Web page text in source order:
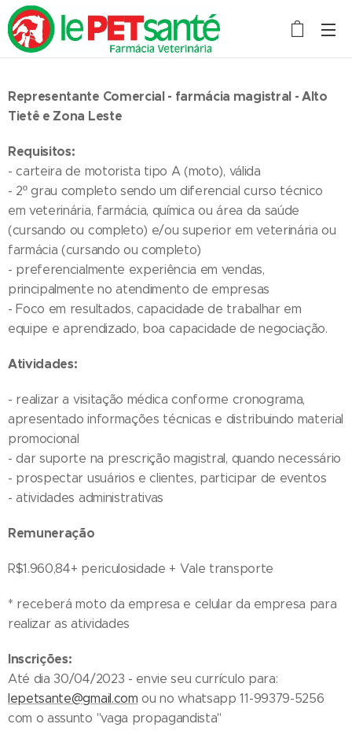
Representante Comercial - farmácia magistral - Alto
Tietê e Zona Leste
Requisitos:
- carteira de motorista tipo A (moto), válida
- 2º grau completo sendo um diferencial curso técnico
em veterinária, farmácia, química ou área da saúde
(cursando ou completo) e/ou superior em veterinária ou
farmácia (cursando ou completo)
- preferencialmente experiência em vendas,
principalmente no atendimento de empresas
- Foco em resultados, capacidade de trabalhar em
equipe e aprendizado, boa capacidade de negociação.
Atividades:
- realizar a visitação médica conforme cronograma,
apresentado informações técnicas e distribuindo material
promocional
- dar suporte na prescrição magistral, quando necessário
- prospectar usuários e clientes, participar de eventos
- atividades administrativas
Remuneração
R$1.960,84+ periculosidade + Vale transporte
* receberá moto da empresa e celular da empresa para
realizar as atividades
Inscrições:
Até dia 30/04/2023 - envie seu currículo para:
lepetsante@gmail.com ou no whatsapp 11-99379-5256
com o assunto "vaga propagandista"